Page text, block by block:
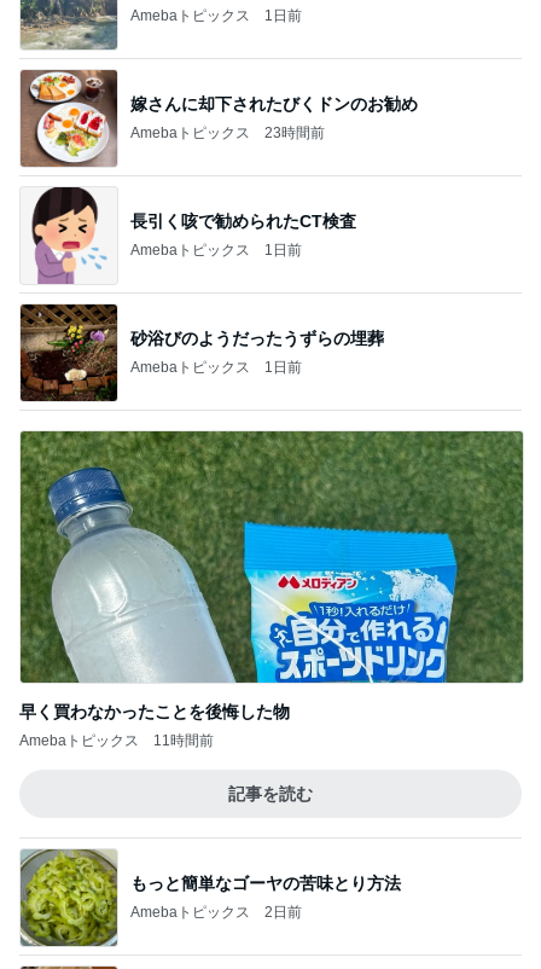
Amebaトピックス 1日前
嫁さんに却下されたびくドンのお勧め
Amebaトピックス 23時間前
長引く咳で勧められたCT検査
Amebaトピックス 1日前
砂浴びのようだったうずらの埋葬
Amebaトピックス 1日前
早く買わなかったことを後悔した物
Amebaトピックス 11時間前
記事を読む
もっと簡単なゴーヤの苦味とり方法
Amebaトピックス 2日前